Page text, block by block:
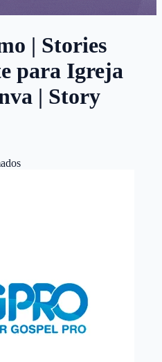
| Stories
para Igreja
| Story